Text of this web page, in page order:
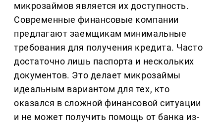
микрозаймов является их доступность.
Современные финансовые компании
предлагают заемщикам минимальные
требования для получения кредита. Часто
достаточно лишь паспорта и нескольких
документов. Это делает микрозаймы
идеальным вариантом для тех, кто
оказался в сложной финансовой ситуации
и не может получить помощь от банка из-